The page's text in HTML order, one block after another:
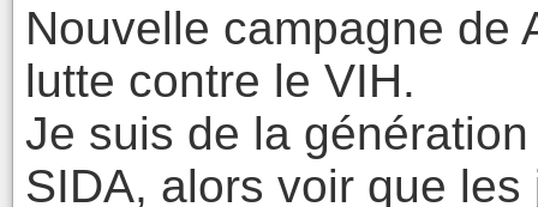
Nouvelle campagne de
lutte contre le VIH.
Je suis de la
SIDA, alors voir que